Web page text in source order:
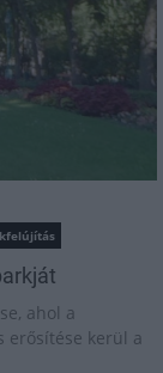
ahol a
erősítése kerül a